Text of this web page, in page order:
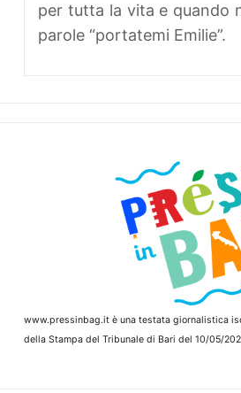
per tutta la vita e quando
parole “portatemi Emilie”.
www.pressinbag.it è una testata giornalistica
della Stampa del Tribunale di Bari del 10/05/